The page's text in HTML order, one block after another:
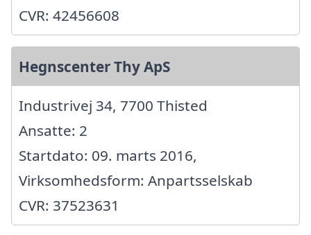
CVR: 42456608
Hegnscenter Thy ApS
Industrivej 34, 7700 Thisted
Ansatte: 2
Startdato: 09. marts 2016,
Virksomhedsform: Anpartsselskab
CVR: 37523631